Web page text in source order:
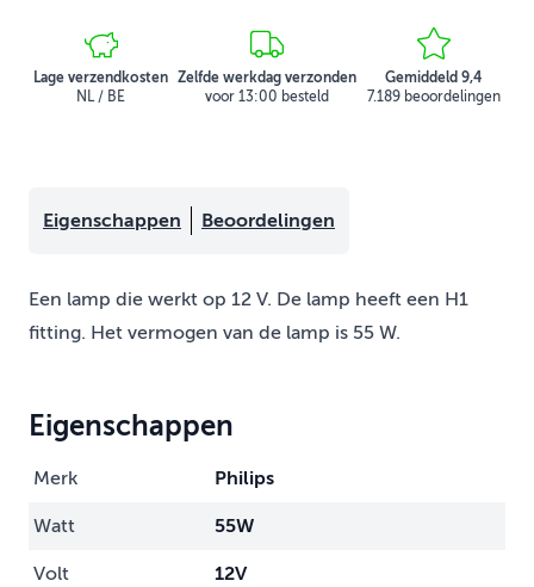
Lage verzendkosten
NL / BE
Zelfde werkdag verzonden
voor 13:00 besteld
Gemiddeld 9,4
7.189 beoordelingen
Eigenschappen Beoordelingen
Een lamp die werkt op 12 V. De lamp heeft een H1
fitting. Het vermogen van de lamp is 55 W.
Eigenschappen
Merk Philips
Watt 55W
Volt 12V